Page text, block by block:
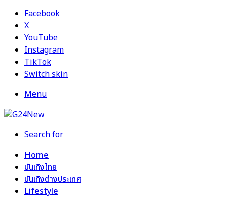
Facebook
X
YouTube
Instagram
TikTok
Switch skin
Menu
Search for
Home
บันเทิงไทย
บันเทิงต่างประเทศ
Lifestyle